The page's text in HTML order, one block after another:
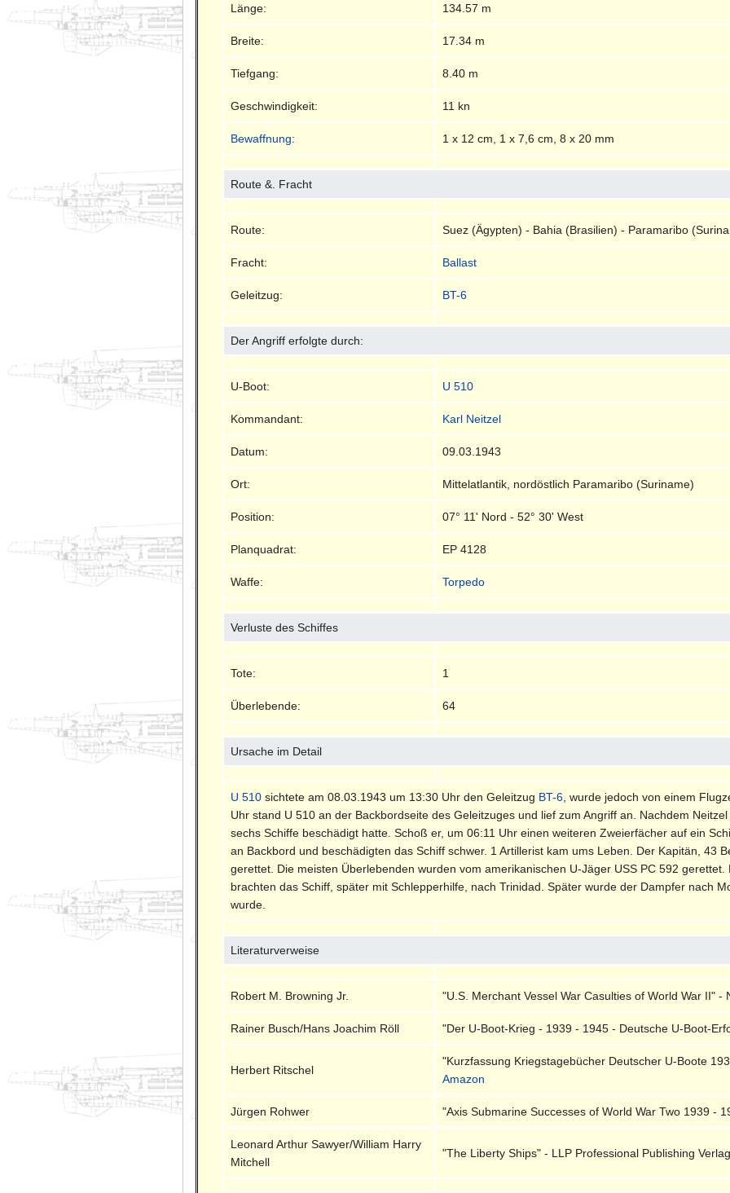
Länge: 134.57 m
Breite: 17.34 m
Tiefgang: 8.40 m
Geschwindigkeit: 11 kn
Bewaffnung: 1 x 12 cm, 1 x 7,6 cm, 8 x 20 mm
Route &. Fracht
Route: Suez (Ägypten) - Bahia (Brasilien) - Paramaribo
Fracht: Ballast
Geleitzug: BT-6
Der Angriff erfolgte durch:
U-Boot: U 510
Kommandant: Karl Neitzel
Datum: 09.03.1943
Ort: Mittelatlantik, nordöstlich Paramaribo (Suriname)
Position: 07° 11' Nord - 52° 30' West
Planquadrat: EP 4128
Waffe: Torpedo
Verluste des Schiffes
Tote: 1
Überlebende: 64
Ursache im Detail
U 510 sichtete am 08.03.1943 um 13:30 Uhr den Geleitzug BT-6 , wurde jedoch von einem
Uhr stand U 510 an der Backbordseite des Geleitzuges und lief zum Angriff an. Nachdem
sechs Schiffe beschädigt hatte. Schoß er, um 06:11 Uhr einen weiteren Zweierfächer auf ein
an Backbord und beschädigten das Schiff schwer. 1 Artillerist kam ums Leben. Der Kapitän, 43
gerettet. Die meisten Überlebenden wurden vom amerikanischen U-Jäger USS PC 592
brachten das Schiff, später mit Schlepperhilfe, nach Trinidad. Später wurde der Dampfer nach
wurde.
Literaturverweise
Robert M. Browning Jr. "U.S. Merchant Vessel War Casulties of World War II"
Rainer Busch/Hans Joachim Röll "Der U-Boot-Krieg - 1939 - 1945 - Deutsche U-Boot-
Herbert Ritschel
"Kurzfassung Kriegstagebücher Deutscher U-Boote
Amazon
Jürgen Rohwer "Axis Submarine Successes of World War Two 1939 -
Leonard Arthur Sawyer/William Harry
Mitchell
"The Liberty Ships" - LLP Professional Publishing